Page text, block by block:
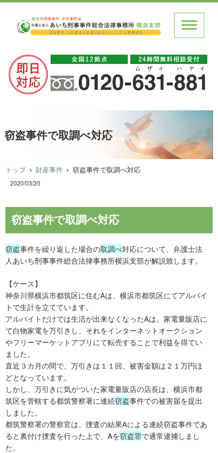
窃盗事件で取調べ対応
トップ 財産事件 窃盗事件で取調べ対応
2020/03/20
窃盗事件で取調べ対応
窃盗事件を繰り返した場合の取調べ対応について、弁護士法
人あいち刑事事件総合法律事務所横浜支部が解説致します。
【ケース】
神奈川県横浜市都筑区に住むAは、横浜市都筑区にてアルバイ
トで生計を立てています。
アルバイトだけでは生活が出来なくなったAは、家電量販店に
て白物家電を万引きし、それをインターネットオークション
やフリーマーケットアプリにて転売することで利益を得てい
ました。
直近３カ月の間で、万引きは１１回、被害金額は２１万円ほ
どとなっています。
しかし、万引きに気がついた家電量販店の店長は、横浜市都
筑区を管轄する都筑警察署に連続窃盗事件での被害届を提出
しました。
都筑警察署の警察官は、捜査の結果Aによる連続窃盗事件であ
ると裏付け捜査を行った上で、Aを窃盗罪で通常逮捕しまし
た。